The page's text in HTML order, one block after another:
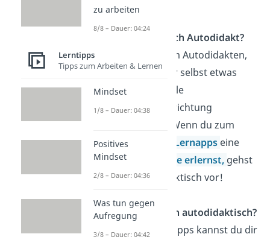
Wie werde ich Autodidakt?
Du wirst zum Autodidakten,
indem du dir selbst etwas
ohne formelle
Bildungseinrichtung
beibringst. Wenn du zum
Beispiel mit
Lernapps eine
neue
Sprache erlernst, gehst
du autodidaktisch vor!
Wie lerne ich autodidaktisch?
Mit diesen Tipps kannst du dir
zu arbeiten
8/8 – Dauer: 04:24
Lerntipps
Tipps zum Arbeiten & Lernen
Mindset
1/8 – Dauer: 04:38
Positives
Mindset
2/8 – Dauer: 04:36
Was tun gegen
Aufregung
3/8 – Dauer: 04:42